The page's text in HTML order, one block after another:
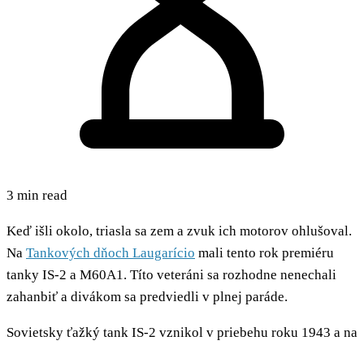
3 min read
Keď išli okolo, triasla sa zem a zvuk ich motorov ohlušoval.
Na Tankových dňoch Laugarício mali tento rok premiéru
tanky IS-2 a M60A1. Títo veteráni sa rozhodne nenechali
zahanbiť a divákom sa predviedli v plnej paráde.
Sovietsky ťažký tank IS-2 vznikol v priebehu roku 1943 a na